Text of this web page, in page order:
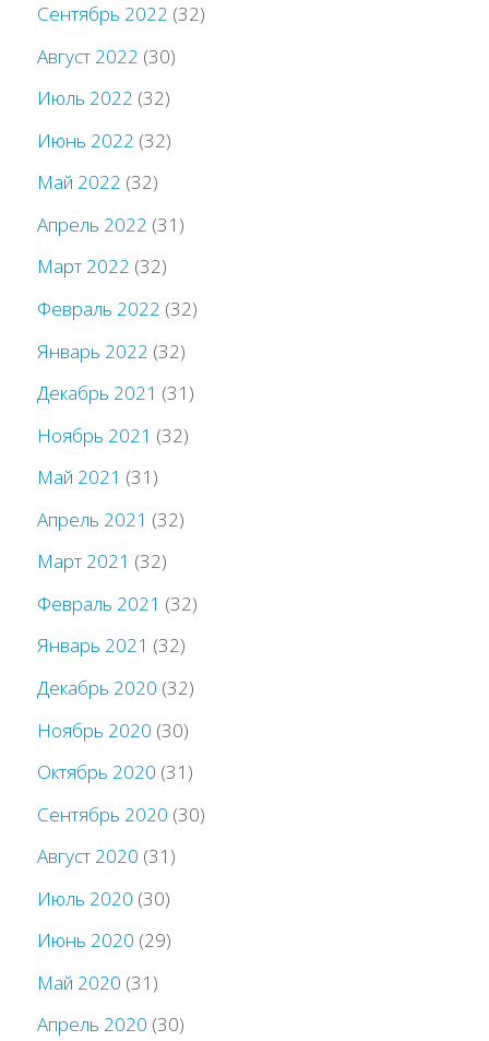
Сентябрь 2022 (32)
Август 2022 (30)
Июль 2022 (32)
Июнь 2022 (32)
Май 2022 (32)
Апрель 2022 (31)
Март 2022 (32)
Февраль 2022 (32)
Январь 2022 (32)
Декабрь 2021 (31)
Ноябрь 2021 (32)
Май 2021 (31)
Апрель 2021 (32)
Март 2021 (32)
Февраль 2021 (32)
Январь 2021 (32)
Декабрь 2020 (32)
Ноябрь 2020 (30)
Октябрь 2020 (31)
Сентябрь 2020 (30)
Август 2020 (31)
Июль 2020 (30)
Июнь 2020 (29)
Май 2020 (31)
Апрель 2020 (30)